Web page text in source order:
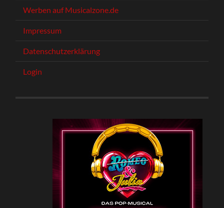
Werben auf Musicalzone.de
Impressum
Datenschutzerklärung
Login